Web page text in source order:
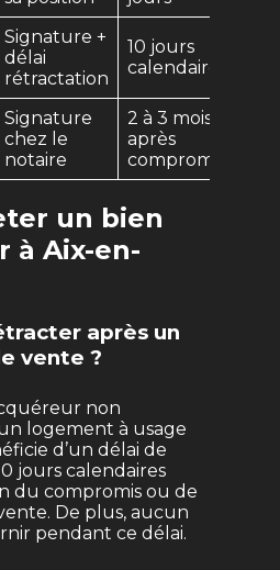
Signature +
délai
rétractation
10 jours
calendaires
Signature
chez le
notaire
2 à 3 mois
après
compromis
un bien
à Aix-en-
après un
vente ?
non
logement à usage
d’un délai de
jours calendaires
du compromis ou de
De plus, aucun
pendant ce délai.